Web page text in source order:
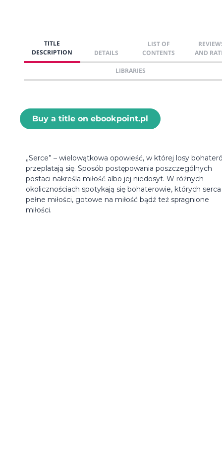
TITLE
DESCRIPTION
DETAILS
LIST OF
CONTENTS
AND
LIBRARIES
Buy a title on ebookpoint.pl
„Serce” – wielowątkowa opowieść, w której losy
przeplatają się. Sposób postępowania poszczególnych
postaci nakreśla miłość albo jej niedosyt. W różnych
okolicznościach spotykają się bohaterowie, których serca
pełne miłości, gotowe na miłość bądź też spragnione
miłości.